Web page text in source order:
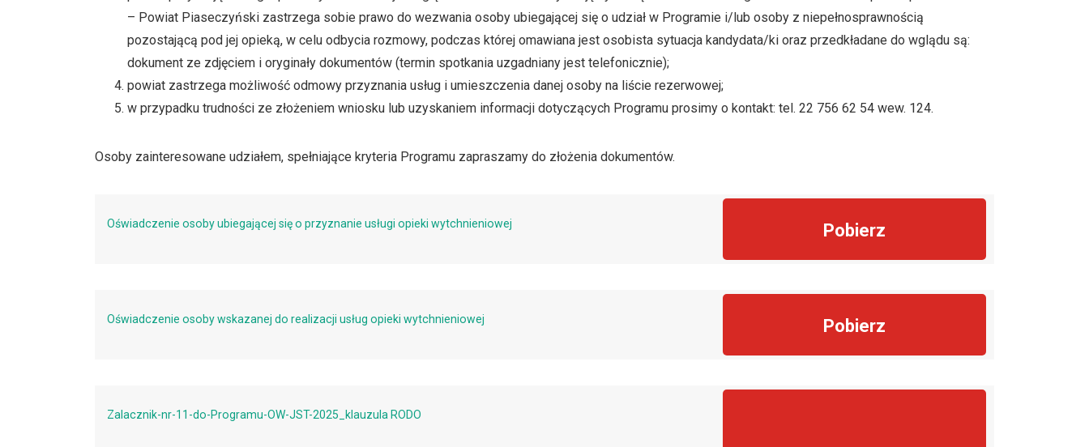
– Powiat Piaseczyński zastrzega sobie prawo do wezwania osoby ubiegającej się o udział w Programie i/lub osoby z niepełnosprawnością
pozostającą pod jej opieką, w celu odbycia rozmowy, podczas której omawiana jest osobista sytuacja kandydata/ki oraz przedkładane do wglądu są:
dokument ze zdjęciem i oryginały dokumentów (termin spotkania uzgadniany jest telefonicznie);
powiat zastrzega możliwość odmowy przyznania usług i umieszczenia danej osoby na liście rezerwowej;
w przypadku trudności ze złożeniem wniosku lub uzyskaniem informacji dotyczących Programu prosimy o kontakt: tel. 22 756 62 54 wew. 124.
Osoby zainteresowane udziałem, spełniające kryteria Programu zapraszamy do złożenia dokumentów.
Oświadczenie osoby ubiegającej się o przyznanie usługi opieki wytchnieniowej Pobierz
Oświadczenie osoby wskazanej do realizacji usług opieki wytchnieniowej Pobierz
Zalacznik-nr-11-do-Programu-OW-JST-2025_klauzula RODO